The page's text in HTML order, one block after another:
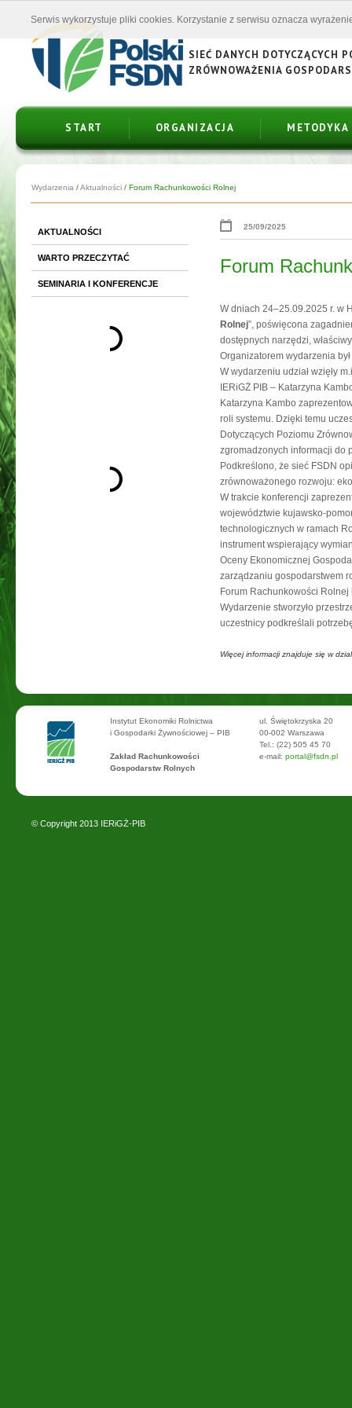
SIEĆ DANYCH DOTYCZĄCYCH
ZRÓWNOWAŻENIA
START ORGANIZACJA METODYKA
Wydarzenia /Aktualności / Forum Rachunkowości Rolnej
AKTUALNOŚCI
WARTO PRZECZYTAĆ
SEMINARIA I KONFERENCJE
25/09/2025
Forum
W dniach 24–25.09.2025 r. w
Rolnej”, poświęcona
dostępnych narzędzi,
Organizatorem wydarzenia
W wydarzeniu udział wzięły
IERiGŻ PIB – Katarzyna
Katarzyna Kambo
roli systemu. Dzięki temu
Dotyczących Poziomu
zgromadzonych informacji do
Podkreślono, że sieć FSDN
zrównoważonego rozwoju:
W trakcie konferencji
województwie kujawsko-
technologicznych w ramach
instrument wspierający
Oceny Ekonomicznej
zarządzaniu gospodarstwem
Forum Rachunkowości
Wydarzenie stworzyło
uczestnicy podkreślali
Więcej informacji znajduje się w
Instytut Ekonomiki Rolnictwa
i Gospodarki Żywnościowej – PIB
Zakład Rachunkowości
Gospodarstw Rolnych
ul. Świętokrzyska 20
00-002 Warszawa
Tel.: (22) 505 45 70
e-mail: portal@fsdn.pl
© Copyright 2013 IERiGŻ-PIB
Serwis wykorzystuje pliki cookies. Korzystanie z serwisu oznacza